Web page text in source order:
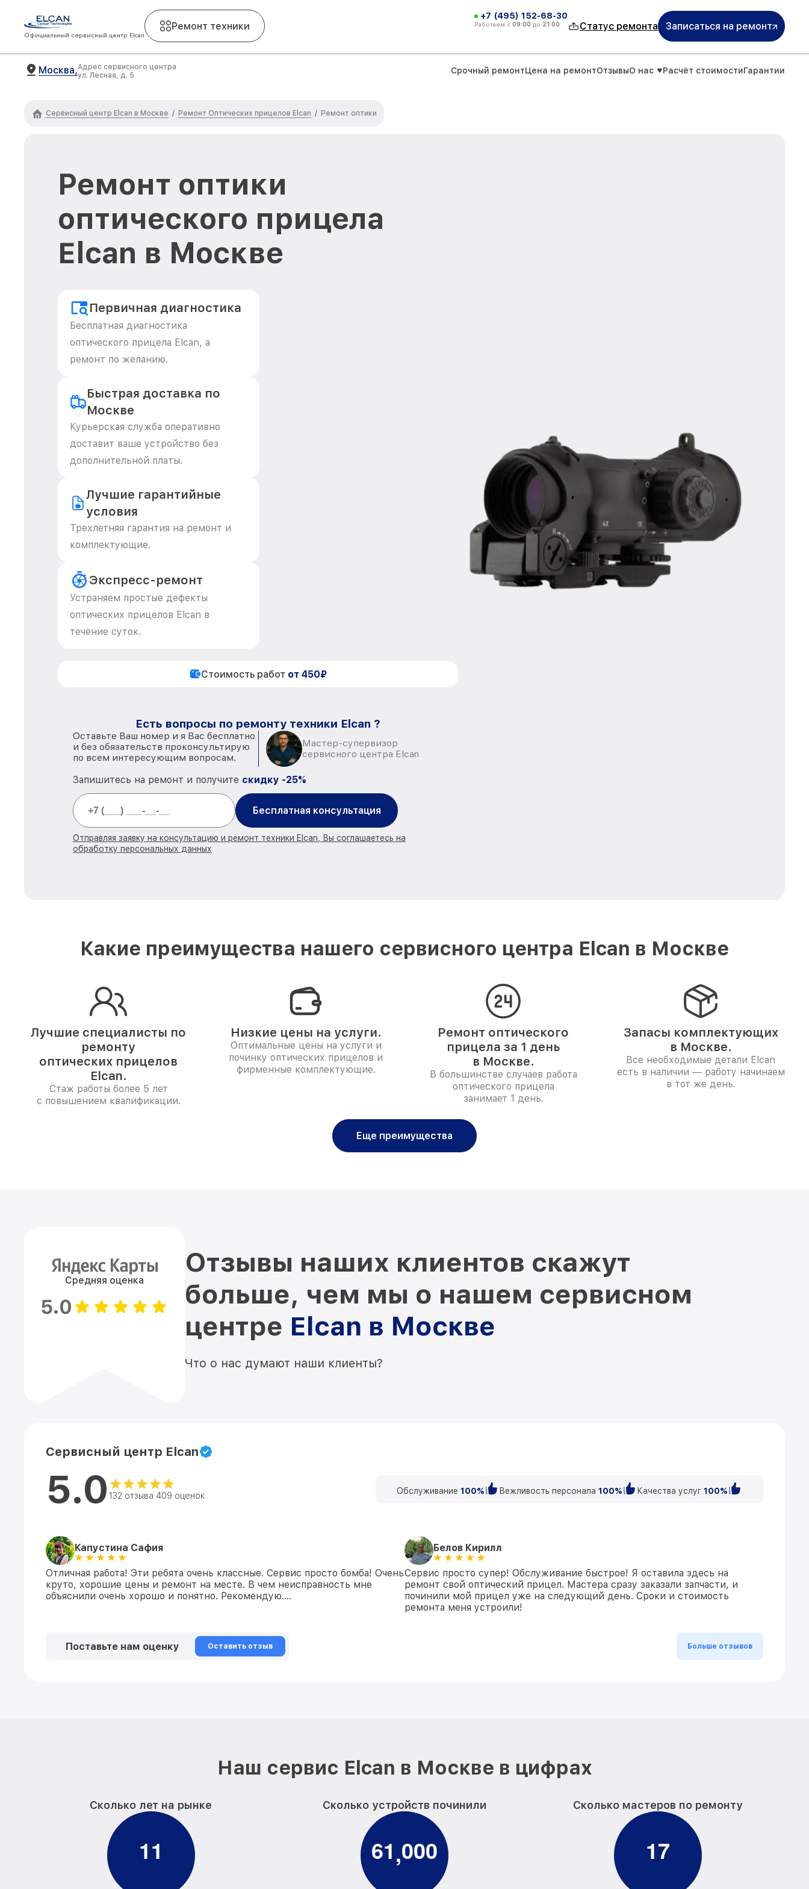
Официальный сервисный центр Elcan
Ремонт техники
+7 (495) 152-68-30
Работаем с 09:00 до 21:00 Статус ремонта Записаться на ремонт
Москва,Адрес сервисного центра
ул. Лесная, д. 5
Срочный ремонтЦена на ремонтОтзывыО нас Расчёт стоимостиГарантии
Сервисный центр Elcan в Москве / Ремонт Оптических прицелов Elcan / Ремонт оптики
Ремонт оптики
оптического прицела
Elcan в Москве
Первичная диагностика
Бесплатная диагностика
оптического прицела Elcan, а
ремонт по желанию.
Быстрая доставка по
Москве
Курьерская служба оперативно
доставит ваше устройство без
дополнительной платы.
Лучшие гарантийные
условия
Трехлетняя гарантия на ремонт и
комплектующие.
Экспресс-ремонт
Устраняем простые дефекты
оптических прицелов Elcan в
течение суток.
Стоимость работ от 450₽
Есть вопросы по ремонту техники Elcan ?
Оставьте Ваш номер и я Вас бесплатно
и без обязательств проконсультирую
по всем интересующим вопросам.
Мастер-супервизор
сервисного центра Elcan
Запишитесь на ремонт и получите скидку -25%
Бесплатная консультация
Отправляя заявку на консультацию и ремонт техники Elcan, Вы соглашаетесь на
обработку персональных данных
Какие преимущества нашего сервисного центра Elcan в Москве
Лучшие специалисты по
ремонту
оптических прицелов
Elcan.
Стаж работы более 5 лет
с повышением квалификации.
Низкие цены на услуги.
Оптимальные цены на услуги и
починку оптических прицелов и
фирменные комплектующие.
Ремонт оптического
прицела за 1 день
в Москве.
В большинстве случаев работа
оптического прицела
занимает 1 день.
Запасы комплектующих
в Москве.
Все необходимые детали Elcan
есть в наличии — работу начинаем
в тот же день.
Еще преимущества
Средняя оценка
5.0
Отзывы наших клиентов скажут
больше, чем мы о нашем сервисном
центре Elcan в Москве
Что о нас думают наши клиенты?
Сервисный центр Elcan
5.0 132 отзыва 409 оценок Обслуживание 100% Вежливость персонала 100% Качества услуг 100%
Капустина Сафия
Отличная работа! Эти ребята очень классные. Сервис просто бомба! Очень
круто, хорошие цены и ремонт на месте. В чем неисправность мне
объяснили очень хорошо и понятно. Рекомендую….
Белов Кирилл
Сервис просто супер! Обслуживание быстрое! Я оставила здесь на
ремонт свой оптический прицел. Мастера сразу заказали запчасти, и
починили мой прицел уже на следующий день. Сроки и стоимость
ремонта меня устроили!
Поставьте нам оценку Оставить отзыв Больше отзывов
Наш сервис Elcan в Москве в цифрах
Сколько лет на рынке
11
Сколько устройств починили
61,000
Сколько мастеров по ремонту
17